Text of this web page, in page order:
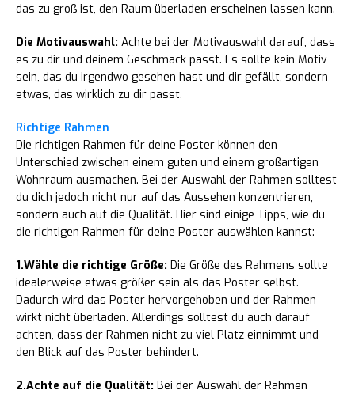
das zu groß ist, den Raum überladen erscheinen lassen kann.
Die Motivauswahl: Achte bei der Motivauswahl darauf, dass
es zu dir und deinem Geschmack passt. Es sollte kein Motiv
sein, das du irgendwo gesehen hast und dir gefällt, sondern
etwas, das wirklich zu dir passt.
Richtige Rahmen
Die richtigen Rahmen für deine Poster können den
Unterschied zwischen einem guten und einem großartigen
Wohnraum ausmachen. Bei der Auswahl der Rahmen solltest
du dich jedoch nicht nur auf das Aussehen konzentrieren,
sondern auch auf die Qualität. Hier sind einige Tipps, wie du
die richtigen Rahmen für deine Poster auswählen kannst:
1.Wähle die richtige Größe: Die Größe des Rahmens sollte
idealerweise etwas größer sein als das Poster selbst.
Dadurch wird das Poster hervorgehoben und der Rahmen
wirkt nicht überladen. Allerdings solltest du auch darauf
achten, dass der Rahmen nicht zu viel Platz einnimmt und
den Blick auf das Poster behindert.
2.Achte auf die Qualität: Bei der Auswahl der Rahmen